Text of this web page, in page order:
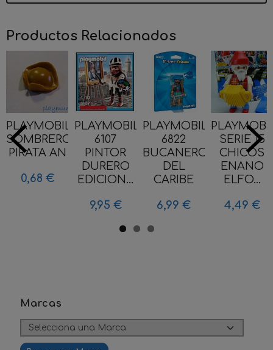
Marcas
Productos Relacionados
PLAYMOBIL
SOMBRERO
PIRATA AN
0,68 €
PLAYMOBIL
6107
PINTOR
DURERO
EDICION...
9,95 €
PLAYMOBIL
6822
BUCANERO
DEL
CARIBE
6,99 €
SERIE 15
CHICOS
ENANO
ELFO...
4,49 €